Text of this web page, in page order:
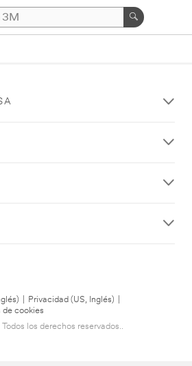
Privacidad (US, Inglés)
de cookies
los derechos reservados..